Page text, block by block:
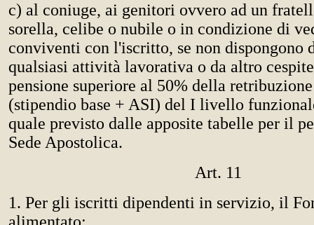
c) al coniuge, ai genitori ovvero ad un
sorella, celibe o nubile o in condizione di
conviventi con l'iscritto, se non dispongono
qualsiasi attività lavorativa o da altro
pensione superiore al 50% della
(stipendio base + ASI) del I livello
quale previsto dalle apposite tabelle per il
Sede Apostolica.
Art. 11
1. Per gli iscritti dipendenti in servizio, il